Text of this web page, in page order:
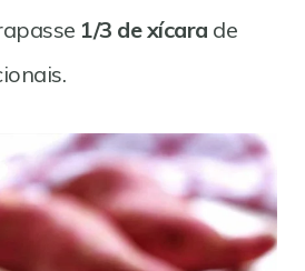
1/3 de xícara de